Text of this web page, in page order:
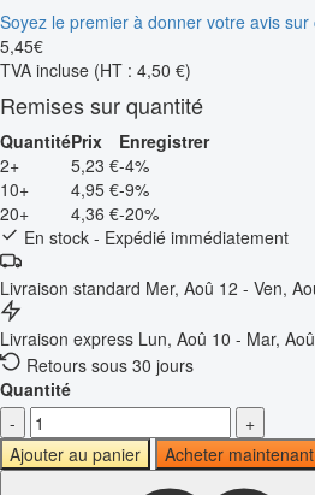
Soyez le premier à donner votre avis sur
5,45€
TVA incluse (HT : 4,50 €)
Remises sur quantité
QuantitéPrix
Enregistrer
2+
5,23 €-4%
10+
4,95 €-9%
20+
4,36 €-20%
En stock - Expédié immédiatement
Livraison standard Mer, Aoû 12 - Ven,
Livraison express Lun, Aoû 10 - Mar,
Retours sous 30 jours
Quantité
-
+
Ajouter au panier
Acheter maintenant